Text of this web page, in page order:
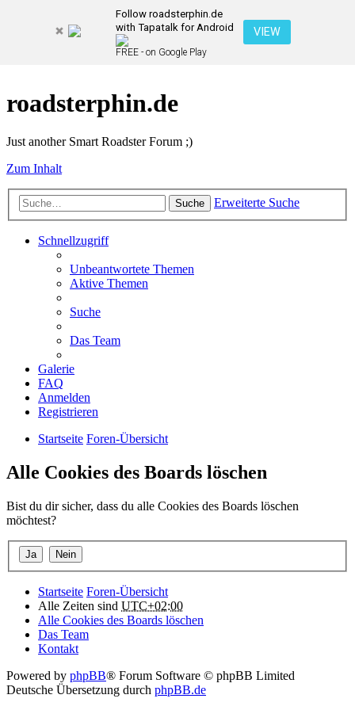
Follow roadsterphin.de
with Tapatalk for Android
FREE - on Google Play
VIEW
roadsterphin.de
Just another Smart Roadster Forum ;)
Zum Inhalt
Suche Erweiterte Suche
Schnellzugriff
Unbeantwortete Themen
Aktive Themen
Suche
Das Team
Galerie
FAQ
Anmelden
Registrieren
Startseite Foren-Übersicht
Alle Cookies des Boards löschen
Bist du dir sicher, dass du alle Cookies des Boards löschen
möchtest?
Startseite Foren-Übersicht
Alle Zeiten sind UTC+02:00
Alle Cookies des Boards löschen
Das Team
Kontakt
Powered by phpBB® Forum Software © phpBB Limited
Deutsche Übersetzung durch phpBB.de